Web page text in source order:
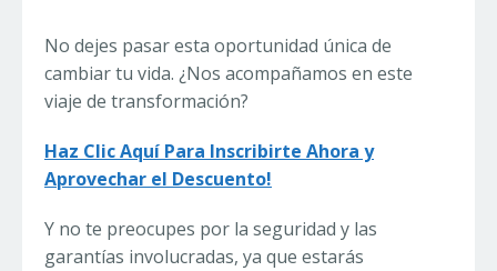
No dejes pasar esta oportunidad única de
cambiar tu vida. ¿Nos acompañamos en este
viaje de transformación?
Haz Clic Aquí Para Inscribirte Ahora y
Aprovechar el Descuento!
Y no te preocupes por la seguridad y las
garantías involucradas, ya que estarás